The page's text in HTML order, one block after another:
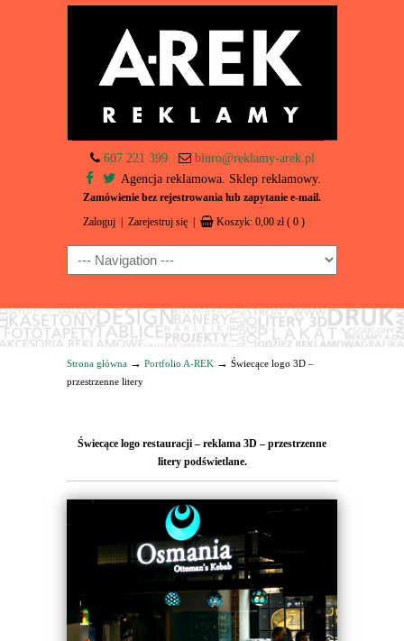
607 221 399
biuro@reklamy-arek.pl
Agencja reklamowa. Sklep reklamowy.
Zamówienie bez rejestrowania lub zapytanie e-mail.
Zaloguj Zarejestruj się Koszyk: 0,00 zł ( 0 )
Navigation
Strona główna → Portfolio A-REK → Świecące logo 3D –
przestrzenne litery
Świecące logo restauracji – reklama 3D – przestrzenne
litery podświetlane.